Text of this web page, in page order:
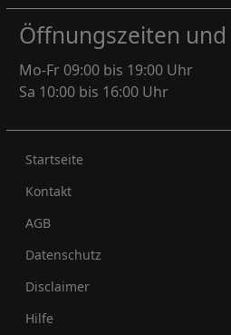
Öffnungszeiten
Mo-Fr 09:00 bis 19:00 Uhr
Sa 10:00 bis 16:00 Uhr
Rechtliches
Startseite
Kontakt
AGB
Datenschutz
Disclaimer
Hilfe